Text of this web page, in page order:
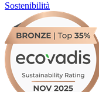
Sostenibilità